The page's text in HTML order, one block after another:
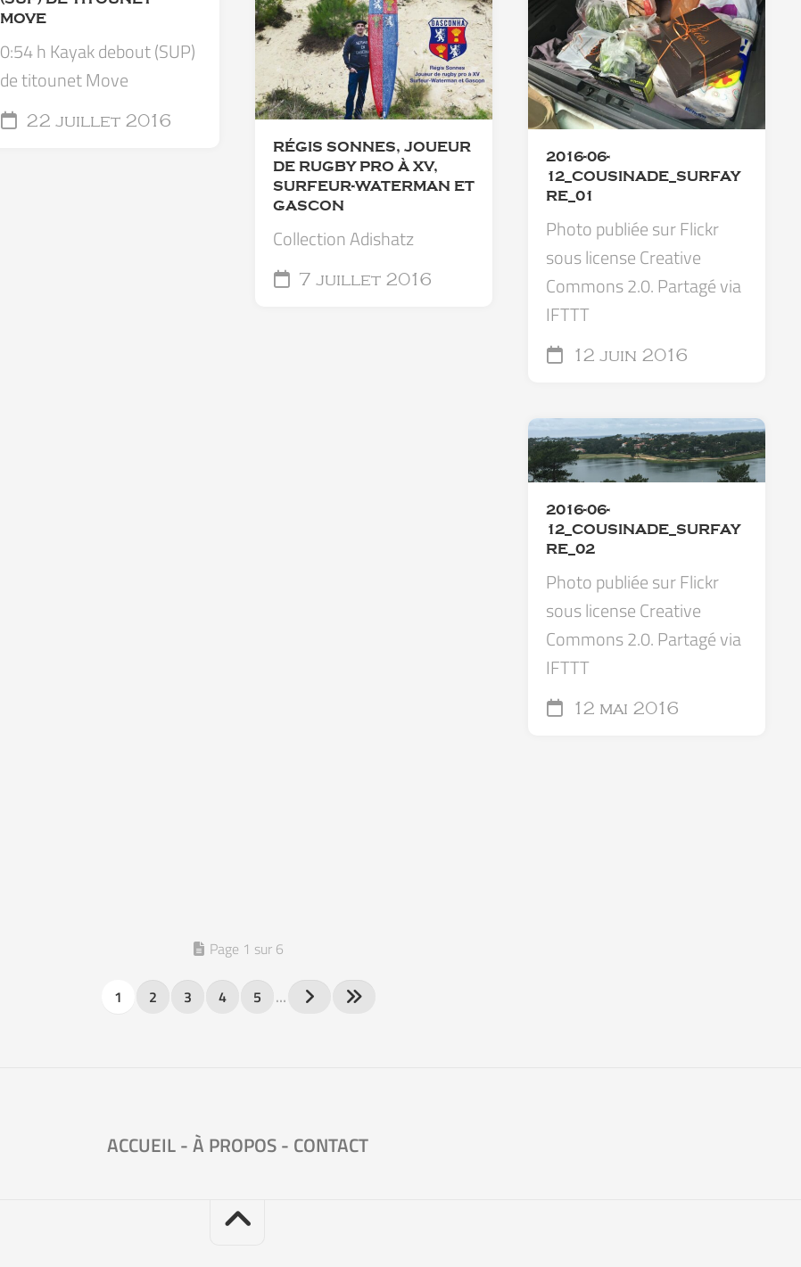
MOVE
0:54 h Kayak debout (SUP)
de titounet Move
22 juillet 2016
RÉGIS SONNES, JOUEUR
DE RUGBY PRO À XV,
SURFEUR-WATERMAN ET
GASCON
Collection Adishatz
7 juillet 2016
2016-06-
12_COUSINADE_SURFAY
RE_01
Photo publiée sur Flickr
sous license Creative
Commons 2.0. Partagé via
IFTTT
12 juin 2016
2016-06-
12_COUSINADE_SURFAY
RE_02
Photo publiée sur Flickr
sous license Creative
Commons 2.0. Partagé via
IFTTT
12 mai 2016
Page 1 sur 6
1 2 3 4 5 …
ACCUEIL-À PROPOS- CONTACT